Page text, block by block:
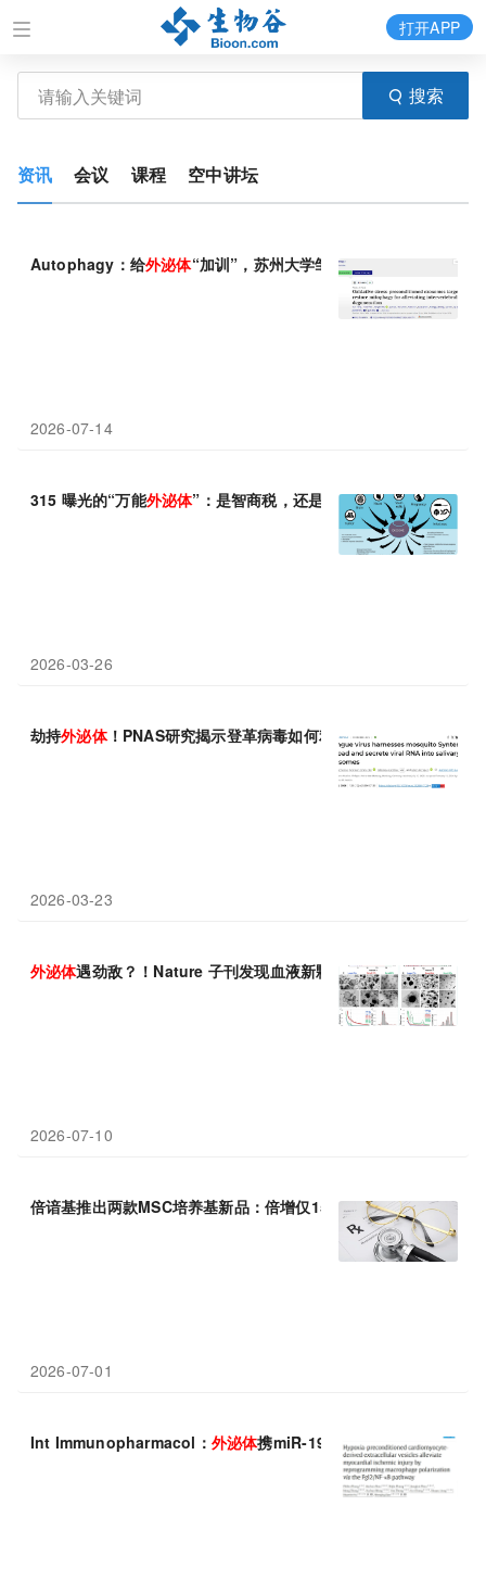
搜索
打开APP
资讯 会议 课程 空中讲坛
Autophagy：给外泌体“加训”，苏州大学邹俊等揭示氧化应激预
2026-07-14
315 曝光的“万能外泌体”：是智商税，还是真医疗黑科技？细胞
2026-03-26
劫持外泌体！PNAS研究揭示登革病毒如何利用蚊子蛋白
2026-03-23
外泌体遇劲敌？！Nature 子刊发现血液新颗粒，为阿尔茨海默病
2026-07-10
倍谙基推出两款MSC培养基新品：倍增仅15小时，外泌体产量提
2026-07-01
Int Immunopharmacol： 外泌体携miR-199b-3p靶向调控炎症守